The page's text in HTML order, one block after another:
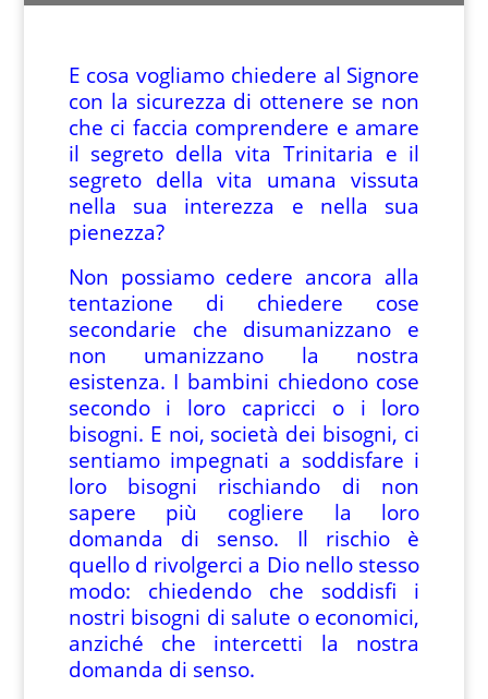
E cosa vogliamo chiedere al Signore
con la sicurezza di ottenere se non
che ci faccia comprendere e amare
il segreto della vita Trinitaria e il
segreto della vita umana vissuta
nella sua interezza e nella sua
pienezza?
Non possiamo cedere ancora alla
tentazione di chiedere cose
secondarie che disumanizzano e
non umanizzano la nostra
esistenza. I bambini chiedono cose
secondo i loro capricci o i loro
bisogni. E noi, società dei bisogni, ci
sentiamo impegnati a soddisfare i
loro bisogni rischiando di non
sapere più cogliere la loro
domanda di senso. Il rischio è
quello d rivolgerci a Dio nello stesso
modo: chiedendo che soddisfi i
nostri bisogni di salute o economici,
anziché che intercetti la nostra
domanda di senso.